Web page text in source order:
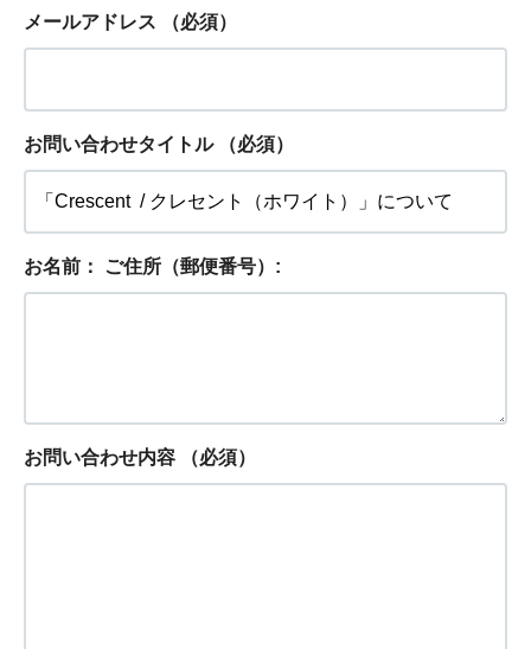
メールアドレス （必須）
お問い合わせタイトル （必須）
お名前： ご住所（郵便番号）:
お問い合わせ内容 （必須）